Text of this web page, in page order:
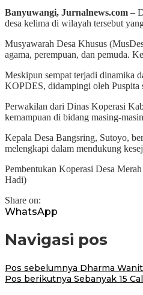
Banyuwangi, Jurnalnews.com –
desa kelima di wilayah tersebut
Musyawarah Desa Khusus
agama, perempuan, dan pemuda.
Meskipun sempat terjadi dinamika
KOPDES, didampingi oleh Puspita
Perwakilan dari Dinas Koperasi
kemampuan di bidang masing-
Kepala Desa Bangsring, Sutoyo,
melengkapi dalam mendukung
Pembentukan Koperasi Desa
Hadi)
Share on:
WhatsApp
Navigasi pos
Pos sebelumnya Dharma
Pos berikutnya Sebanyak 15